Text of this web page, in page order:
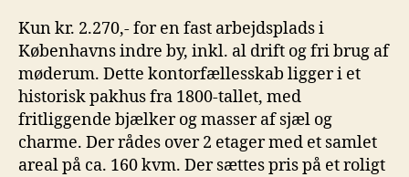
Kun kr. 2.270,- for en fast arbejdsplads i
Københavns indre by, inkl. al drift og fri brug af
møderum. Dette kontorfællesskab ligger i et
historisk pakhus fra 1800-tallet, med
fritliggende bjælker og masser af sjæl og
charme. Der rådes over 2 etager med et samlet
areal på ca. 160 kvm. Der sættes pris på et roligt